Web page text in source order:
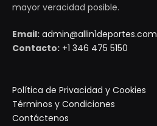
mayor veracidad posible.
Email: admin@allin1deportes.com
Contacto: +1 346 475 5150
Política de Privacidad y Cookies
Términos y Condiciones
Contáctenos